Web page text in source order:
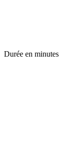
Durée en minutes